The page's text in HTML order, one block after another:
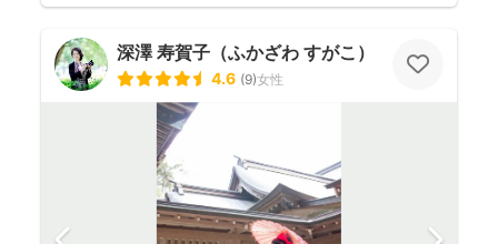
深澤 寿賀子（ふかざわ すがこ）
4.6 (9)女性